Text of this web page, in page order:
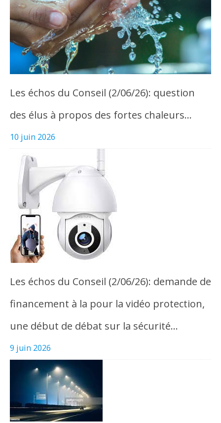
Les échos du Conseil (2/06/26): question
des élus à propos des fortes chaleurs…
10 juin 2026
Les échos du Conseil (2/06/26): demande de
financement à la pour la vidéo protection,
une début de débat sur la sécurité…
9 juin 2026